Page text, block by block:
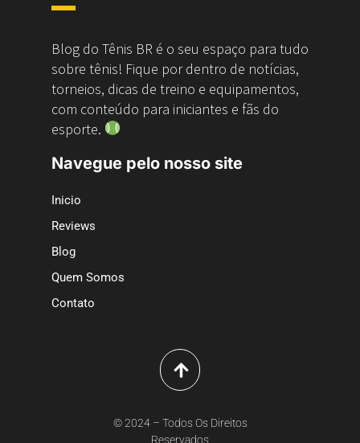
Blog do Tênis BR é o seu espaço para tudo
sobre tênis! Fique por dentro de notícias,
torneios, dicas de treino e equipamentos,
com conteúdo para iniciantes e fãs do
esporte.
Navegue pelo nosso site
Inicio
Reviews
Blog
Quem Somos
Contato
© 2024 – Todos Os Direitos
Reservados